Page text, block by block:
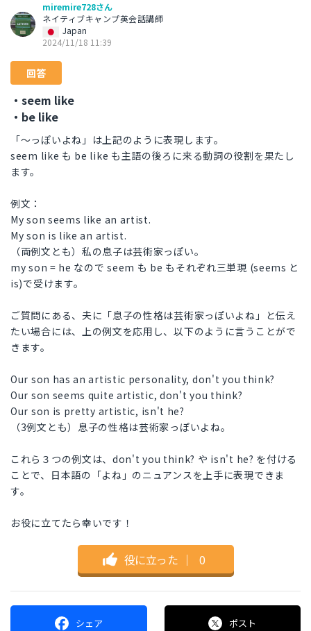
miremire728さん
ネイティブキャンプ英会話講師
Japan
2024/11/18 11:39
回答
・seem like
・be like
「～っぽいよね」は上記のように表現します。
seem like も be like も主語の後ろに来る動詞の役割を果たし
ます。
例文：
My son seems like an artist.
My son is like an artist.
（両例文とも）私の息子は芸術家っぽい。
my son = he なので seem も be もそれぞれ三単現 (seems と
is)で受けます。
ご質問にある、夫に「息子の性格は芸術家っぽいよね」と伝え
たい場合には、上の例文を応用し、以下のように言うことがで
きます。
Our son has an artistic personality, don't you think?
Our son seems quite artistic, don't you think?
Our son is pretty artistic, isn't he?
（3例文とも）息子の性格は芸術家っぽいよね。
これら３つの例文は、don't you think? や isn't he? を付ける
ことで、日本語の「よね」のニュアンスを上手に表現できま
す。
お役に立てたら幸いです！
役に立った ｜ 0
シェア ポスト